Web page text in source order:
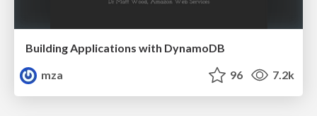
Building Applications with DynamoDB
mza
96 7.2k